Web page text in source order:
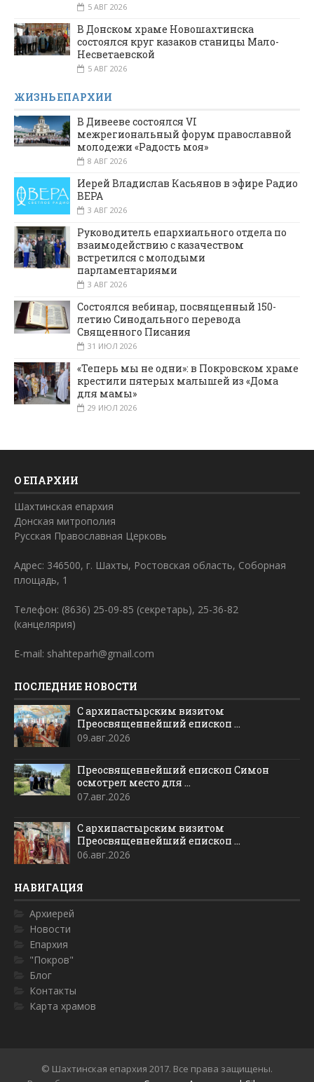
5 АВГ 2026
В Донском храме Новошахтинска
состоялся круг казаков станицы Мало-
Несветаевской
5 АВГ 2026
ЖИЗНЬ ЕПАРХИИ
В Дивееве состоялся VI
межрегиональный форум православной
молодежи «Радость моя»
8 АВГ 2026
Иерей Владислав Касьянов в эфире Радио
ВЕРА
3 АВГ 2026
Руководитель епархиального отдела по
взаимодействию с казачеством
встретился с молодыми
парламентариями
3 АВГ 2026
Состоялся вебинар, посвященный 150-
летию Синодального перевода
Священного Писания
31 ИЮЛ 2026
«Теперь мы не одни»: в Покровском храме
крестили пятерых малышей из «Дома
для мамы»
29 ИЮЛ 2026
О ЕПАРХИИ
Шахтинская епархия
Донская митрополия
Русская Православная Церковь
Адрес: 346500, г. Шахты, Ростовская область, Соборная
площадь, 1
Телефон: (8636) 25-09-85 (секретарь), 25-36-82
(канцелярия)
E-mail: shahteparh@gmail.com
ПОСЛЕДНИЕ НОВОСТИ
С архипастырским визитом
Преосвященнейший епископ ...
09.авг.2026
Преосвященнейший епископ Симон
осмотрел место для ...
07.авг.2026
С архипастырским визитом
Преосвященнейший епископ ...
06.авг.2026
НАВИГАЦИЯ
Архиерей
Новости
Епархия
"Покров"
Блог
Контакты
Карта храмов
© Шахтинская епархия 2017. Все права защищены.